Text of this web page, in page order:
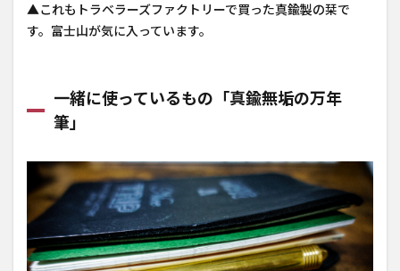
▲これもトラベラーズファクトリーで買った真鍮製の栞で
す。富士山が気に入っています。
一緒に使っているもの「真鍮無垢の万年
筆」